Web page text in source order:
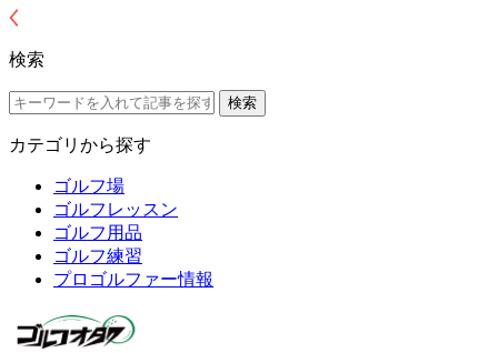
検索
カテゴリから探す
ゴルフ場
ゴルフレッスン
ゴルフ用品
ゴルフ練習
プロゴルファー情報